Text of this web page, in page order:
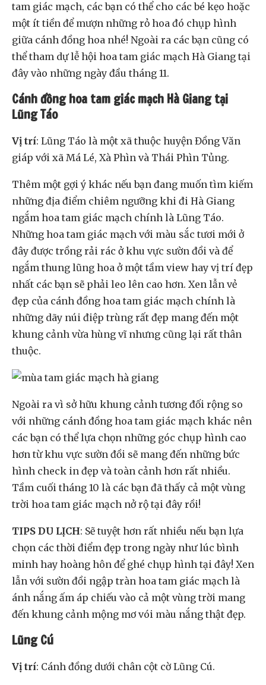
tam giác mạch, các bạn có thể cho các bé kẹo hoặc
một ít tiền để mượn những rỏ hoa đó chụp hình
giữa cánh đồng hoa nhé! Ngoài ra các bạn cũng có
thể tham dự lễ hội hoa tam giác mạch Hà Giang tại
đây vào những ngày đầu tháng 11.
Cánh đồng hoa tam giác mạch Hà Giang tại
Lũng Táo
Vị trí: Lũng Táo là một xã thuộc huyện Đồng Văn
giáp với xã Má Lé, Xà Phìn và Thái Phìn Tủng.
Thêm một gợi ý khác nếu bạn đang muốn tìm kiếm
những địa điểm chiêm ngưỡng khi đi Hà Giang
ngắm hoa tam giác mạch chính là Lũng Táo.
Những hoa tam giác mạch với màu sắc tươi mới ở
đây được trồng rải rác ở khu vực sườn đồi và để
ngắm thung lũng hoa ở một tầm view hay vị trí đẹp
nhất các bạn sẽ phải leo lên cao hơn. Xen lẫn vẻ
đẹp của cánh đồng hoa tam giác mạch chính là
những dãy núi điệp trùng rất đẹp mang đến một
khung cảnh vừa hùng vĩ nhưng cũng lại rất thân
thuộc.
Ngoài ra vì sở hữu khung cảnh tương đối rộng so
với những cánh đồng hoa tam giác mạch khác nên
các bạn có thể lựa chọn những góc chụp hình cao
hơn từ khu vực sườn đồi sẽ mang đến những bức
hình check in đẹp và toàn cảnh hơn rất nhiều.
Tầm cuối tháng 10 là các bạn đã thấy cả một vùng
trời hoa tam giác mạch nở rộ tại đây rồi!
TIPS DU LỊCH: Sẽ tuyệt hơn rất nhiều nếu bạn lựa
chọn các thời điểm đẹp trong ngày như lúc bình
minh hay hoàng hôn để ghé chụp hình tại đây! Xen
lẫn với sườn đồi ngập tràn hoa tam giác mạch là
ánh nắng ấm áp chiếu vào cả một vùng trời mang
đến khung cảnh mộng mơ vói màu nắng thật đẹp.
Lũng Cú
Vị trí: Cánh đồng dưới chân cột cờ Lũng Cú.